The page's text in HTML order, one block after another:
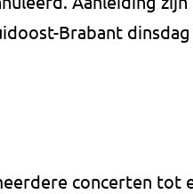
Brabant
concerten tot